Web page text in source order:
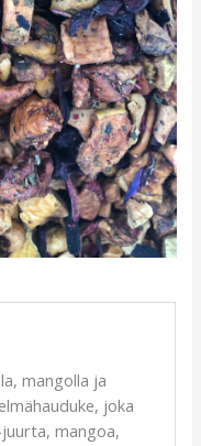
mangolla ja
joka
mangoa,